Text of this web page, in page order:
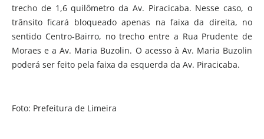
trecho de 1,6 quilômetro da Av. Piracicaba. Nesse caso, o
trânsito ficará bloqueado apenas na faixa da direita, no
sentido Centro-Bairro, no trecho entre a Rua Prudente de
Moraes e a Av. Maria Buzolin. O acesso à Av. Maria Buzolin
poderá ser feito pela faixa da esquerda da Av. Piracicaba.
Foto: Prefeitura de Limeira